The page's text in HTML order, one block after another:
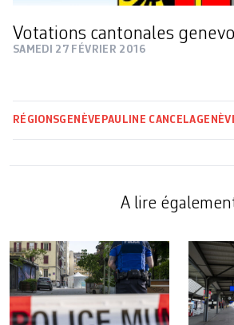
Votations cantonales
SAMEDI 27 FÉVRIER 2016
RÉGIONSGENÈVE PAULINE CANCELA
A lire